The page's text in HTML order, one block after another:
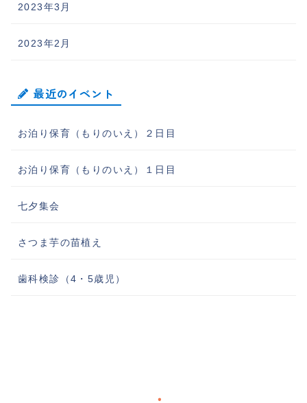
2023年3月
2023年2月
最近のイベント
お泊り保育（もりのいえ）２日目
お泊り保育（もりのいえ）１日目
七夕集会
さつま芋の苗植え
歯科検診（4・5歳児）